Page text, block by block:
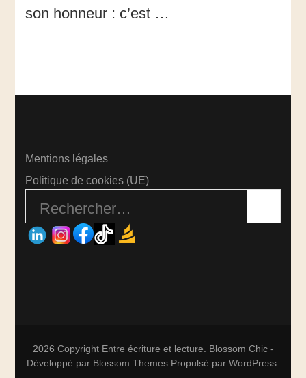
son honneur : c’est …
Mentions légales
Politique de cookies (UE)
Rechercher :
2026 Copyright Entre écriture et lecture
Blossom Chic -
Développé par Blossom Themes .Propulsé par WordPress